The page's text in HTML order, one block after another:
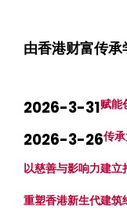
由香港财富传承
2026-3-31赋能
2026-3-26传
以慈善与影响力建立
重塑香港新生代建筑